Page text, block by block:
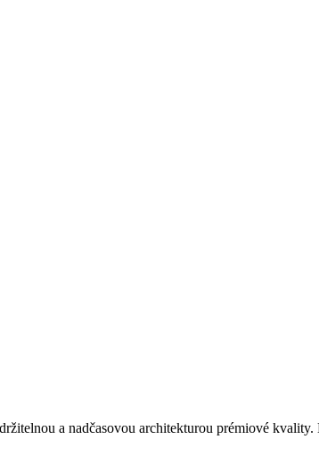
a nadčasovou architekturou prémiové